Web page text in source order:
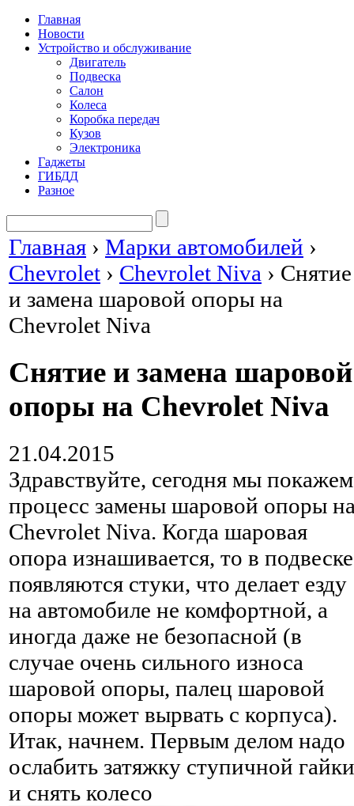
Главная
Новости
Устройство и обслуживание
Двигатель
Подвеска
Салон
Колеса
Коробка передач
Кузов
Электроника
Гаджеты
ГИБДД
Разное
Главная › Марки автомобилей ›
Chevrolet › Chevrolet Niva › Снятие
и замена шаровой опоры на
Chevrolet Niva
Снятие и замена шаровой
опоры на Chevrolet Niva
21.04.2015
Здравствуйте, сегодня мы покажем
процесс замены шаровой опоры
Chevrolet Niva. Когда шаровая
опора изнашивается, то в подвеске
появляются стуки, что делает езду
на автомобиле не комфортной, а
иногда даже не безопасной (в
случае очень сильного износа
шаровой опоры, палец шаровой
опоры может вырвать с корпуса).
Итак, начнем. Первым делом надо
ослабить затяжку ступичной гайки
и снять колесо